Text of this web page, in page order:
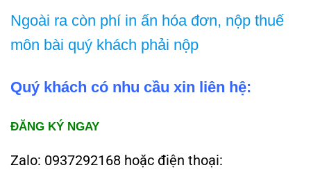
Ngoài ra còn phí in ấn hóa đơn, nộp thuế
môn bài quý khách phải nộp
Quý khách có nhu cầu xin liên hệ:
ĐĂNG KÝ NGAY
Zalo: 0937292168 hoặc điện thoại: